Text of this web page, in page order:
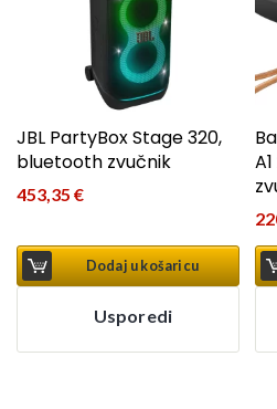
JBL PartyBox Stage 320,
bluetooth zvučnik
453,35 €
Dodaj u košaricu
Usporedi